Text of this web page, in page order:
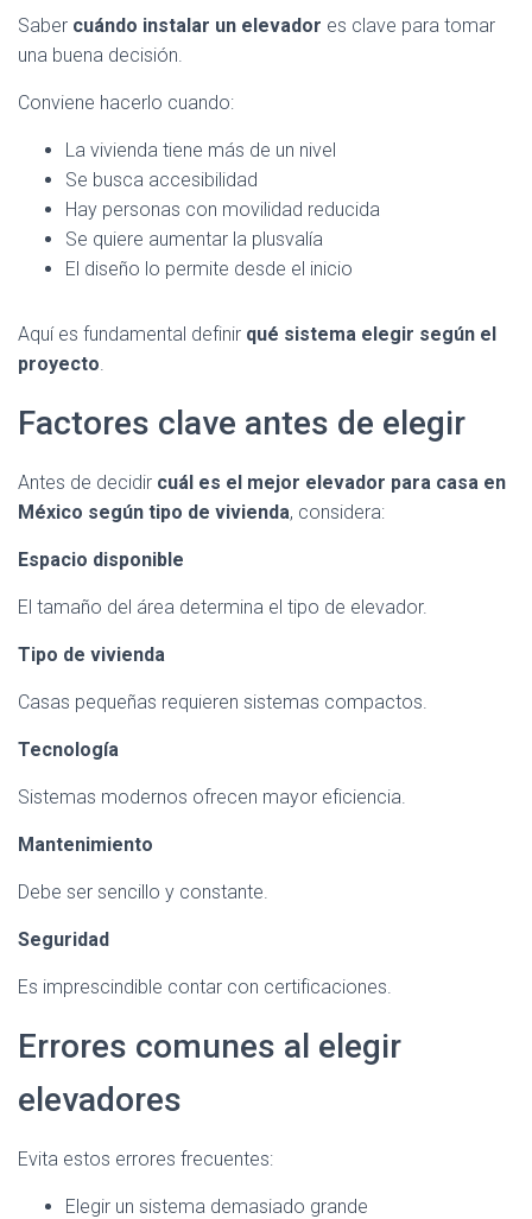
Saber cuándo instalar un elevador es clave para tomar
una buena decisión.
Conviene hacerlo cuando:
La vivienda tiene más de un nivel
Se busca accesibilidad
Hay personas con movilidad reducida
Se quiere aumentar la plusvalía
El diseño lo permite desde el inicio
Aquí es fundamental definir qué sistema elegir según el
proyecto.
Factores clave antes de elegir
Antes de decidir cuál es el mejor elevador para casa en
México según tipo de vivienda, considera:
Espacio disponible
El tamaño del área determina el tipo de elevador.
Tipo de vivienda
Casas pequeñas requieren sistemas compactos.
Tecnología
Sistemas modernos ofrecen mayor eficiencia.
Mantenimiento
Debe ser sencillo y constante.
Seguridad
Es imprescindible contar con certificaciones.
Errores comunes al elegir
elevadores
Evita estos errores frecuentes:
Elegir un sistema demasiado grande